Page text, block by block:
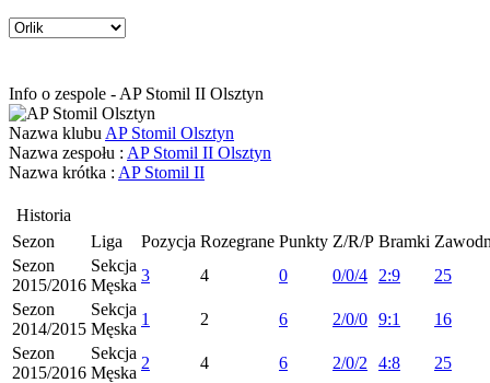
Info o zespole - AP Stomil II Olsztyn
Nazwa klubu AP Stomil Olsztyn
Nazwa zespołu : AP Stomil II Olsztyn
Nazwa krótka : AP Stomil II
Historia
Sezon
Liga Pozycja Rozegrane Punkty Z/R/P Bramki
Sezon
2015/2016
Sekcja
Męska
3 4 0 0/0/4 2:9
25
Sezon
2014/2015
Sekcja
Męska
1 2 6 2/0/0 9:1
16
Sezon
2015/2016
Sekcja
Męska
2 4 6 2/0/2 4:8 25